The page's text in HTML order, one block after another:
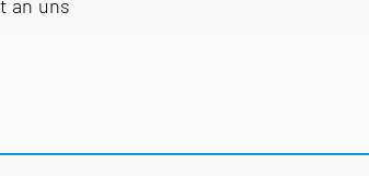
an uns